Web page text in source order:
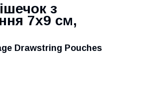
з
7x9 см,
Drawstring Pouches